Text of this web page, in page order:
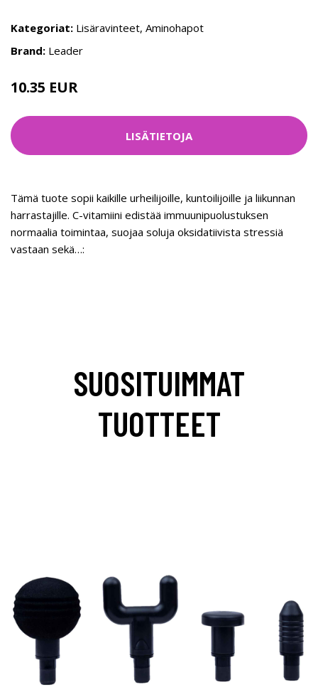
Kategoriat: Lisäravinteet, Aminohapot
Brand: Leader
10.35 EUR
LISÄTIETOJA
Tämä tuote sopii kaikille urheilijoille, kuntoilijoille ja liikunnan
harrastajille. C-vitamiini edistää immuunipuolustuksen
normaalia toimintaa, suojaa soluja oksidatiivista stressiä
vastaan sekä…:
SUOSITUIMMAT
TUOTTEET